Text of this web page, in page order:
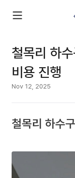
철목리 하
비용 진행
Nov 12, 2025
철목리 하수